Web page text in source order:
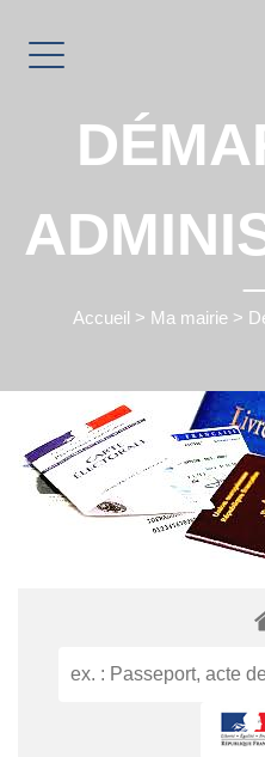
Accueil > Ma mairie>